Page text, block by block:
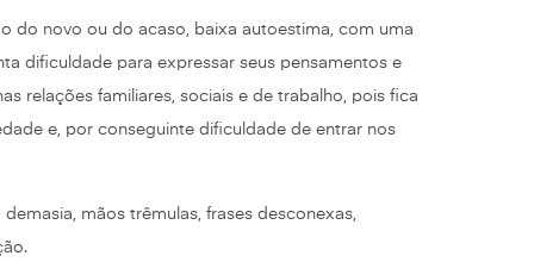
do novo ou do acaso, baixa autoestima, com uma
dificuldade para expressar seus pensamentos e
relações familiares, sociais e de trabalho, pois fica
e, por conseguinte dificuldade de entrar nos
mãos trêmulas, frases desconexas,